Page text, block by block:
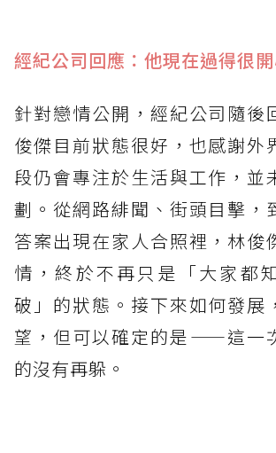
經紀公司回應：他現在過得很
針對戀情公開，經紀公司隨後
俊傑目前狀態很好，也感謝外
段仍會專注於生活與工作，並
劃。從網路緋聞、街頭目擊，
答案出現在家人合照裡，林俊
情，終於不再只是「大家都
破」的狀態。接下來如何發展
望，但可以確定的是——這一
的沒有再躲。